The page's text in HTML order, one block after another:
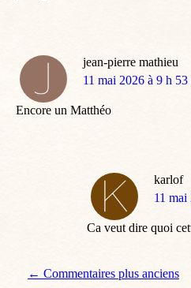
jean-pierre mathieu
dit
11 mai 2026 à 9 h 53
Encore un Matthéo
karlof
dit
11 mai
Ca veut dire quoi
Navigation de
← Commentaires plus anciens